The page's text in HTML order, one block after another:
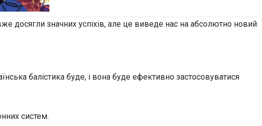
досягли значних успіхів, але це виведе нас на абсолютно новий
балістика буде, і вона буде ефективно застосовуватися
систем.